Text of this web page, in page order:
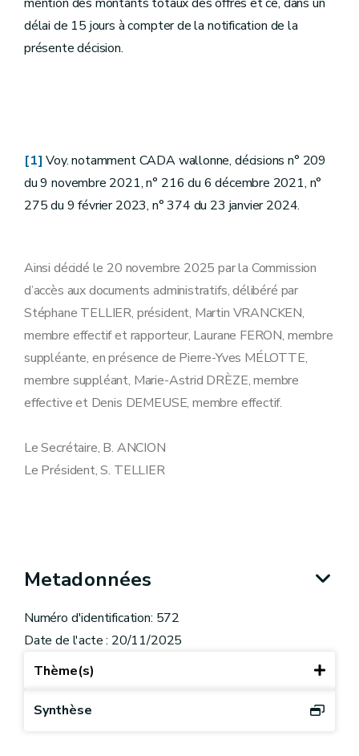
délai de 15 jours à compter de la notification de la
présente décision.
[1] Voy. notamment CADA wallonne, décisions n° 209
du 9 novembre 2021, n° 216 du 6 décembre 2021, n°
275 du 9 février 2023, n° 374 du 23 janvier 2024.
Ainsi décidé le 20 novembre 2025 par la Commission
d’accès aux documents administratifs, délibéré par
Stéphane TELLIER, président, Martin VRANCKEN,
membre effectif et rapporteur, Laurane FERON, membre
suppléante, en présence de Pierre-Yves MÉLOTTE,
membre suppléant, Marie-Astrid DRÈZE, membre
effective et Denis DEMEUSE, membre effectif.
Le Secrétaire, B. ANCION
Le Président, S. TELLIER
Metadonnées
Numéro d'identification: 572
Date de l'acte : 20/11/2025
Thème(s)
Synthèse